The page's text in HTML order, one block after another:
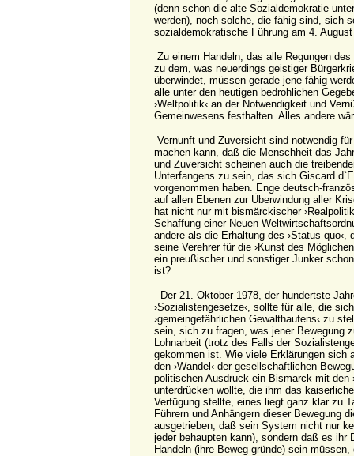
(denn schon die alte Sozialdemokratie
werden), noch solche, die fähig sind, sich
sozialdemokratische Führung am 4.
Zu einem Handeln, das alle Regungen
zu dem, was neuerdings geistiger
überwindet, müssen gerade jene fähig
alle unter den heutigen bedrohlichen
›Weltpolitik‹ an der Notwendigkeit und
Gemeinwesens festhalten. Alles andere
Vernunft und Zuversicht sind notwendig
machen kann, daß die Menschheit das
und Zuversicht scheinen auch die
Unterfangens zu sein, das sich Giscard
vorgenommen haben. Enge deutsch-
auf allen Ebenen zur Überwindung aller
hat nicht nur mit bismärckischer
Schaffung einer Neuen
andere als die Erhaltung des ›Status quo‹,
seine Verehrer für die ›Kunst des
ein preußischer und sonstiger Junker
ist?
Der 21. Oktober 1978, der hundertste
›Sozialistengesetze‹, sollte für alle, die
›gemeingefährlichen Gewalthaufens‹ zu
sein, sich zu fragen, was jener Bewegung
Lohnarbeit (trotz des Falls der
gekommen ist. Wie viele Erklärungen sich
den ›Wandel‹ der gesellschaftlichen
politischen Ausdruck ein Bismarck mit den
unterdrücken wollte, die ihm das
Verfügung stellte, eines liegt ganz klar zu
Führern und Anhängern dieser Bewegung
ausgetrieben, daß sein System nicht nur
jeder behaupten kann), sondern daß es ihr
Handeln (ihre Beweg-gründe) sein